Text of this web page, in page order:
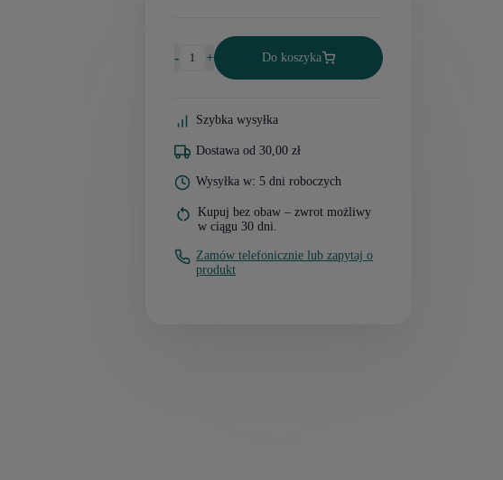
- + Do koszyka
Szybka wysyłka
Dostawa od 30,00 zł
Wysyłka w: 5 dni roboczych
Kupuj bez obaw – zwrot możliwy
w ciągu 30 dni.
Zamów telefonicznie lub zapytaj o
produkt